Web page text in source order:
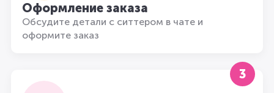
Оформление заказа
Обсудите детали с ситтером в чате и
оформите заказ
3